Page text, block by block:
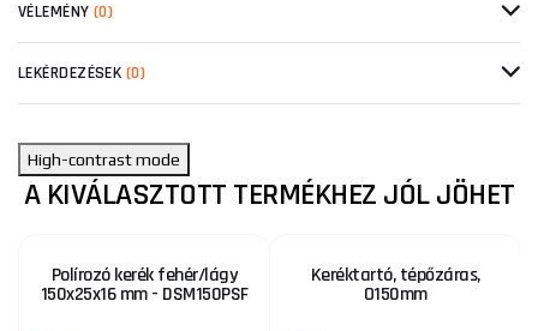
VÉLEMÉNY (0)
LEKÉRDEZÉSEK (0)
High-contrast mode
A KIVÁLASZTOTT TERMÉKHEZ JÓL JÖHET
Polírozó kerék fehér/lágy
150x25x16 mm - DSM150PSF
Keréktartó, tépőzáras,
O150mm